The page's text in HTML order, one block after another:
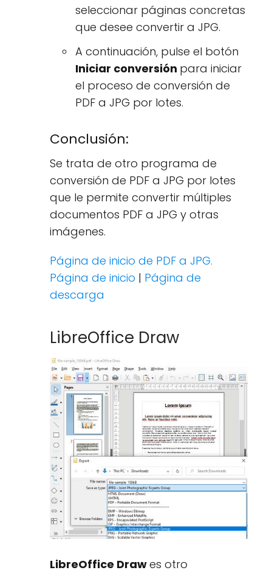
seleccionar páginas concretas
que desee convertir a JPG.
A continuación, pulse el botón
Iniciar conversión para iniciar
el proceso de conversión de
PDF a JPG por lotes.
Conclusión:
Se trata de otro programa de
conversión de PDF a JPG por lotes
que le permite convertir múltiples
documentos PDF a JPG y otras
imágenes.
Página de inicio de PDF a JPG.
Página de inicio | Página de
descarga
LibreOffice Draw
LibreOffice Drawes otro